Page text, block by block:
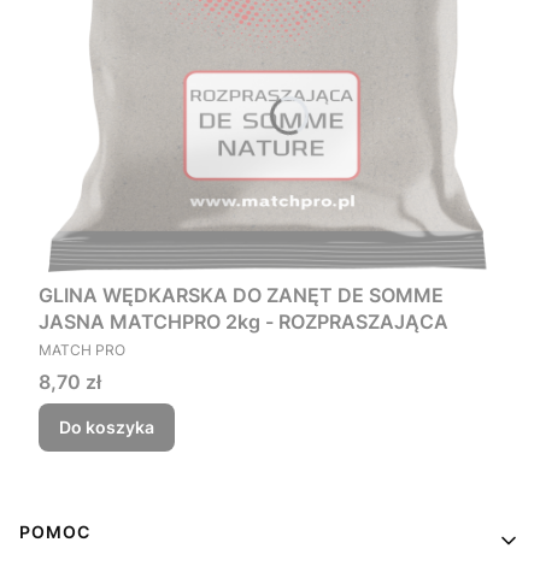
GLINA WĘDKARSKA DO ZANĘT DE SOMME
JASNA MATCHPRO 2kg - ROZPRASZAJĄCA
PRODUCENT
MATCH PRO
Cena
8,70 zł
Do koszyka
Linki w stopce
POMOC